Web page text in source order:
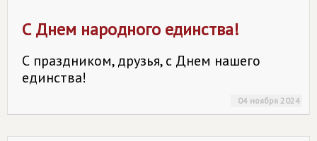
С Днем народного единства!
С праздником, друзья, с Днем нашего
единства!
04 ноября 2024